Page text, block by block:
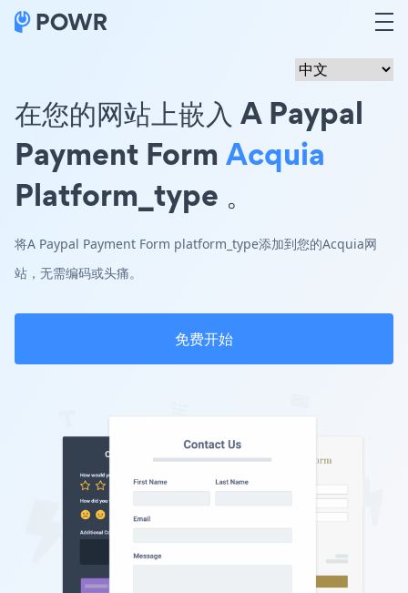
在您的网站上嵌入 A Paypal
Payment Form Acquia
Platform_type 。
将A Paypal Payment Form platform_type添加到您的Acquia网
站，无需编码或头痛。
免费开始